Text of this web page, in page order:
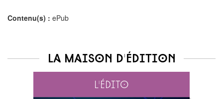
Contenu(s) : ePub
La maison d'édition
L'édito